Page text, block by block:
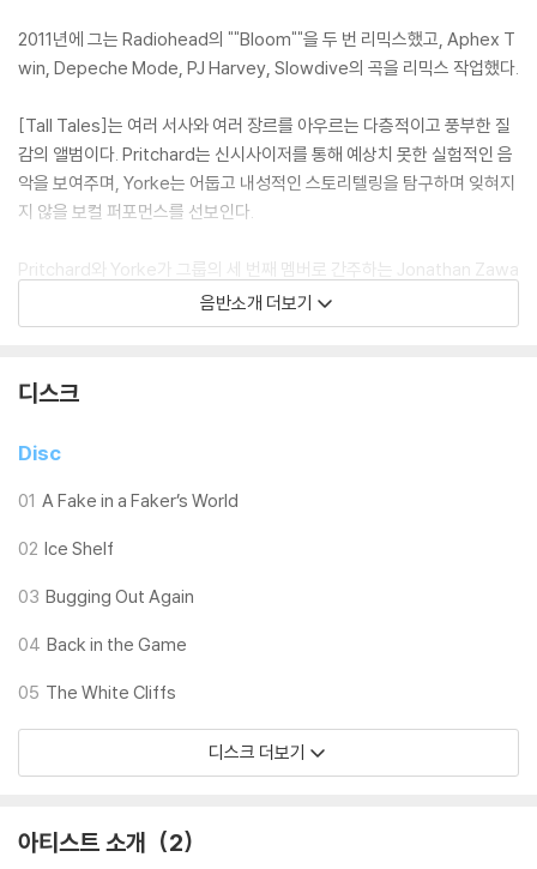
2011년에 그는 Radiohead의 ""Bloom""을 두 번 리믹스했고, Aphex T
win, Depeche Mode, PJ Harvey, Slowdive의 곡을 리믹스 작업했다.
[Tall Tales]는 여러 서사와 여러 장르를 아우르는 다층적이고 풍부한 질
감의 앨범이다. Pritchard는 신시사이저를 통해 예상치 못한 실험적인 음
악을 보여주며, Yorke는 어둡고 내성적인 스토리텔링을 탐구하며 잊혀지
지 않을 보컬 퍼포먼스를 선보인다.
Pritchard와 Yorke가 그룹의 세 번째 멤버로 간주하는 Jonathan Zawa
da는 아날로그와 디지털 기술을 모두 통합하는 다면적인 접근 방식으로
유명한 비주얼 아티스트다.
자와다는 [Tall Tales]의 앨범 아트워크를 디자인했고, ‘Back In The Ga
과 디지털의 경계를 모호하게 하며, 자연의 아름다움과 디스토피아 세계의
음반소개 더보기
디스크
Disc
01 A Fake in a Faker’s World
02 Ice Shelf
03 Bugging Out Again
04 Back in the Game
05 The White Cliffs
디스크 더보기
아티스트 소개 2